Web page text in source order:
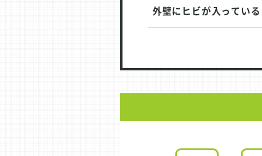
外壁にヒビが入っている